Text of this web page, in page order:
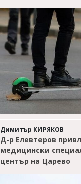
Димитър КИРЯКОВ
Д-р Елевтеров
медицински
център на Царево